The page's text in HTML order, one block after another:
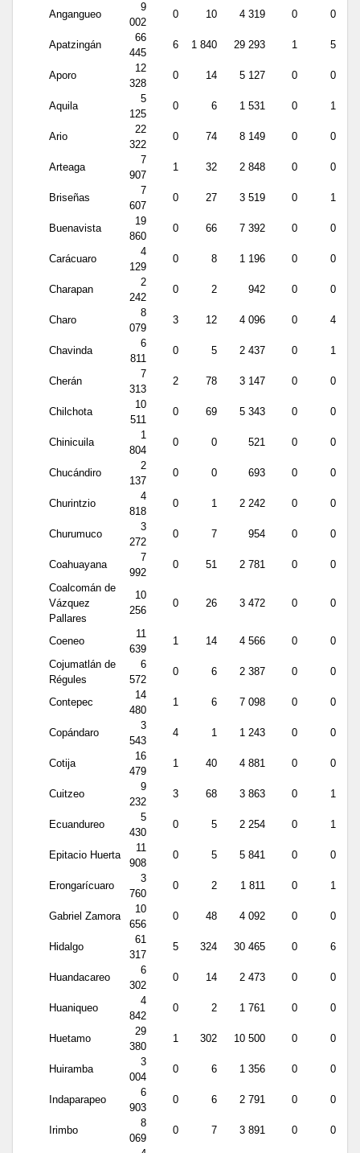
Angangueo
9
002
0 10 4 319 0 0
Apatzingán
66
445
6 1 840 29 293 1 5
Aporo
12
328
0 14 5 127 0 0
Aquila
5
125
0 6 1 531 0 1
Ario
22
322
0 74 8 149 0 0
Arteaga
7
907
1 32 2 848 0 0
Briseñas
7
607
0 27 3 519 0 1
Buenavista
19
860
0 66 7 392 0 0
Carácuaro
4
129
0 8 1 196 0 0
Charapan
2
242
0 2 942 0 0
Charo
8
079
3 12 4 096 0 4
Chavinda
6
811
0 5 2 437 0 1
Cherán
7
313
2 78 3 147 0 0
Chilchota
10
511
0 69 5 343 0 0
Chinicuila
1
804
0 0 521 0 0
Chucándiro
2
137
0 0 693 0 0
Churintzio
4
818
0 1 2 242 0 0
Churumuco
3
272
0 7 954 0 0
Coahuayana
7
992
0 51 2 781 0
0
Coalcomán de
Vázquez
Pallares
10
256
0 26 3 472 0 0
Coeneo
11
639
1 14 4 566 0
0
Cojumatlán de
Régules
6
572
0 6 2 387 0 0
Contepec
14
480
1 6 7 098 0 0
Copándaro
3
543
4 1 1 243 0 0
Cotija
16
479
1 40 4 881 0 0
Cuitzeo
9
232
3 68 3 863 0 1
Ecuandureo
5
430
0 5 2 254 0 1
Epitacio Huerta
11
908
0 5 5 841 0 0
Erongarícuaro
3
760
0 2 1 811 0 1
Gabriel Zamora
10
656
0 48 4 092 0 0
Hidalgo
61
317
5 324 30 465 0 6
Huandacareo
6
302
0 14 2 473 0 0
Huaniqueo
4
842
0 2 1 761 0 0
Huetamo
29
380
1 302 10 500 0 0
Huiramba
3
004
0 6 1 356 0 0
Indaparapeo
6
903
0 6 2 791 0 0
Irimbo
8
069
0 7 3 891 0
0